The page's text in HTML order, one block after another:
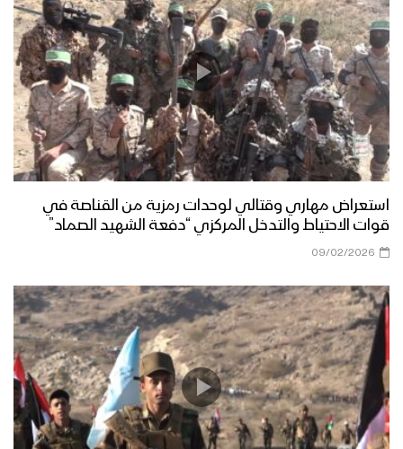
دائرة الرعاية الاجتماعية تختتم دورة
تثقيفية وتنشيطية لـ 46 أسير محرر من
أبطال القوات المسلحة
حفل تخرج دفعة تخصص “انعاش وطوارئ”
بالمنطقة العسكرية السابعة
مناورة الوفاء للشهيد القائد – فلاشة 3
مناورة الوفاء للشهيد القائد – فلاشة 2
مناورة الوفاء للشهيد القائد – فلاشة 1
استعراض مهاري وقتالي لوحدات رمزية من القناصة في
قوات الاحتياط والتدخل المركزي “دفعة الشهيد الصماد”
09/02/2026